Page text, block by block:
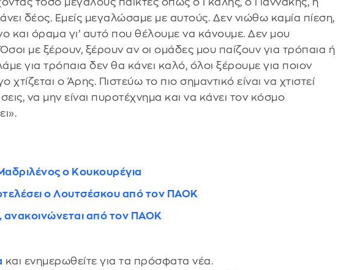
τόσο μεγάλους παίκτες όπως ο Γκάλης, ο Γιαννάκης, η
δέος. Εμείς μεγαλώσαμε με αυτούς. Δεν νιώθω καμία πίεση,
και όραμα γι’ αυτό που θέλουμε να κάνουμε. Δεν μου
με ξέρουν, ξέρουν αν οι ομάδες μου παίζουν για τρόπαια ή
για τρόπαια δεν θα κάνει καλό, όλοι ξέρουμε για ποιον
ο Άρης. Πιστεύω το πιο σημαντικό είναι να χτιστεί
να μην είναι πυροτέχνημα και να κάνει τον κόσμο
ο Κουκουρέγια
ο Λουτσέσκου από τον ΠΑΟΚ
από τον ΠΑΟΚ
και ενημερωθείτε για τα πρόσφατα νέα.